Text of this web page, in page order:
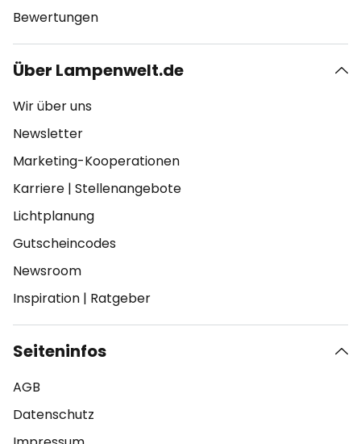
Bewertungen
Über Lampenwelt.de
Wir über uns
Newsletter
Marketing-Kooperationen
Karriere | Stellenangebote
Lichtplanung
Gutscheincodes
Newsroom
Inspiration | Ratgeber
Seiteninfos
AGB
Datenschutz